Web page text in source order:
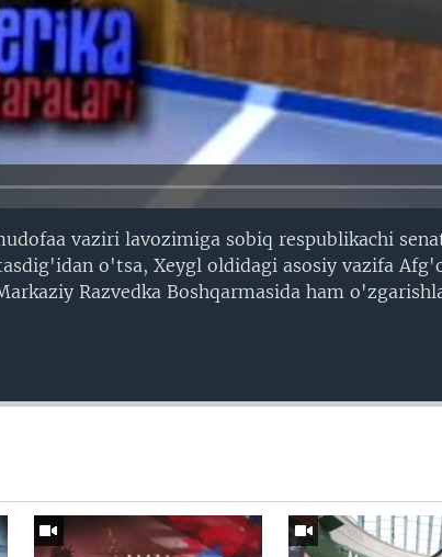
vaziri lavozimiga sobiq respublikachi
o'tsa, Xeygl oldidagi asosiy vazifa
Razvedka Boshqarmasida ham